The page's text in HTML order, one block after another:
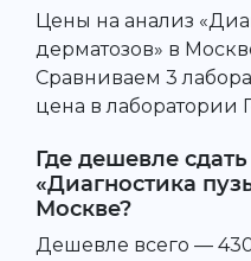
Цены на анализ
дерматозов» в
Сравниваем 3
цена в лаборатории
Где дешевле
«Диагностика
Москве?
Дешевле всего —